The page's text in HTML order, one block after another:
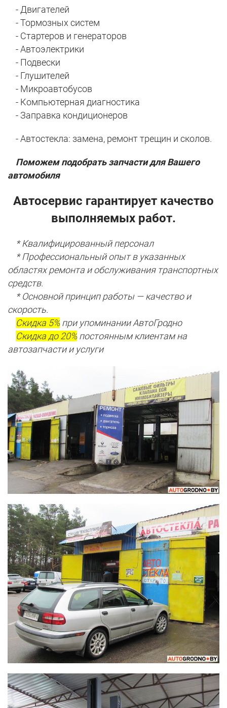
- Двигателей
- Тормозных систем
- Стартеров и генераторов
- Автоэлектрики
- Подвески
- Глушителей
- Микроавтобусов
- Компьютерная диагностика
- Заправка кондиционеров
- Автостекла: замена, ремонт трещин и сколов.
Поможем подобрать запчасти для Вашего
автомобиля
Автосервис гарантирует качество
выполняемых работ.
* Квалифицированный персонал
* Профессиональный опыт в указанных
областях ремонта и обслуживания транспортных
средств.
* Основной принцип работы — качество и
скорость.
Скидка 5%при упоминании АвтоГродно
Скидка до 20%постоянным клиентам на
автозапчасти и услуги